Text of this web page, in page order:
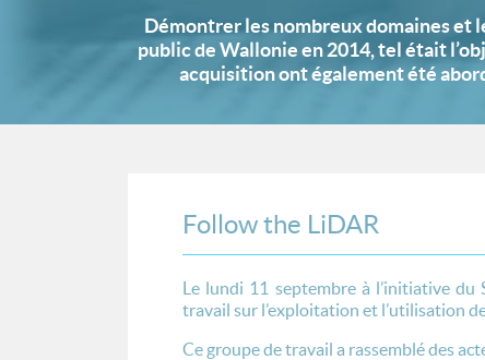
Démontrer les nombreux domaines et
public de Wallonie en 2014, tel était
acquisition ont également été
Follow the LiDAR
L e lundi 11 septembre à l’initiative du
travail sur l’exploitation et l’utilisation
Ce groupe de travail a rassemblé des